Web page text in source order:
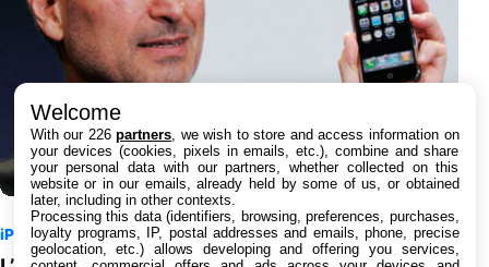
iPhone7 août 2026 à 15:55 1
Welcome
With our 226partners , we wish to store and access information on
your devices (cookies, pixels in emails, etc.), combine and share
your personal data with our partners, whether collected on this
website or in our emails, already held by some of us, or obtained
later, including in other contexts.
Processing this data (identifiers, browsing, preferences, purchases,
loyalty programs, IP, postal addresses and emails, phone, precise
geolocation, etc.) allows developing and offering you services,